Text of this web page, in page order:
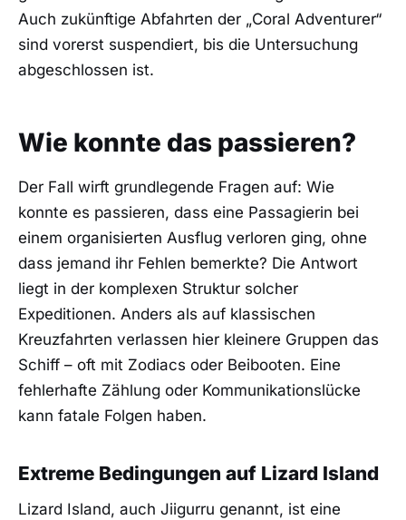
Auch zukünftige Abfahrten der „Coral Adventurer“
sind vorerst suspendiert, bis die Untersuchung
abgeschlossen ist.
Wie konnte das passieren?
Der Fall wirft grundlegende Fragen auf: Wie
konnte es passieren, dass eine Passagierin bei
einem organisierten Ausflug verloren ging, ohne
dass jemand ihr Fehlen bemerkte? Die Antwort
liegt in der komplexen Struktur solcher
Expeditionen. Anders als auf klassischen
Kreuzfahrten verlassen hier kleinere Gruppen das
Schiff – oft mit Zodiacs oder Beibooten. Eine
fehlerhafte Zählung oder Kommunikationslücke
kann fatale Folgen haben.
Extreme Bedingungen auf Lizard Island
Lizard Island, auch Jiigurru genannt, ist eine